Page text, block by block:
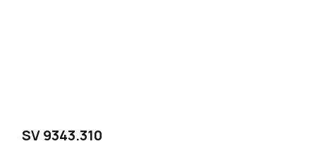
SV 9343.310